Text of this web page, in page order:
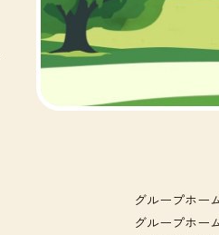
グループホー
グループホー